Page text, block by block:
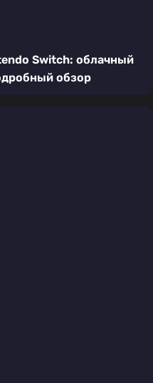
Switch: облачный
обзор